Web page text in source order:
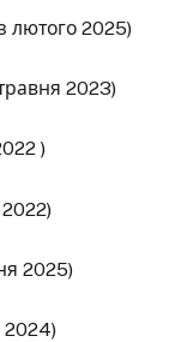
лютого 2025)
2023)
)
2025)
2024)